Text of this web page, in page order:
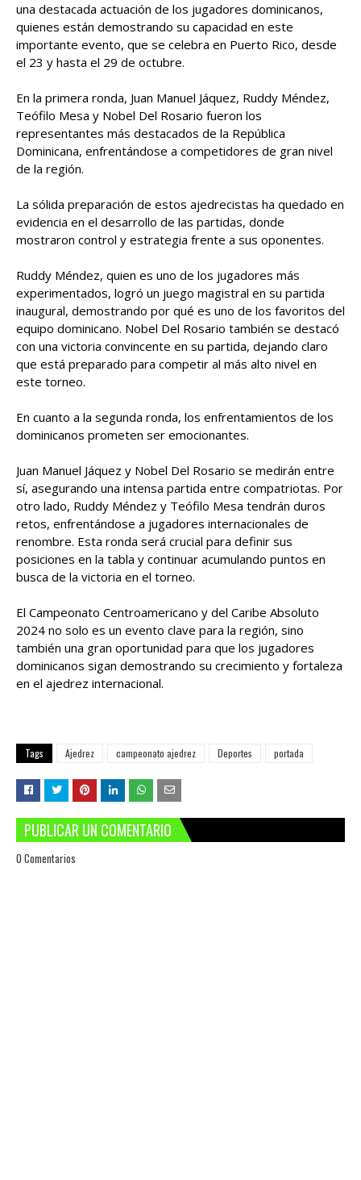
una destacada actuación de los jugadores dominicanos,
quienes están demostrando su capacidad en este
importante evento, que se celebra en Puerto Rico, desde
el 23 y hasta el 29 de octubre.
En la primera ronda, Juan Manuel Jáquez, Ruddy Méndez,
Teófilo Mesa y Nobel Del Rosario fueron los
representantes más destacados de la República
Dominicana, enfrentándose a competidores de gran nivel
de la región.
La sólida preparación de estos ajedrecistas ha quedado en
evidencia en el desarrollo de las partidas, donde
mostraron control y estrategia frente a sus oponentes.
Ruddy Méndez, quien es uno de los jugadores más
experimentados, logró un juego magistral en su partida
inaugural, demostrando por qué es uno de los favoritos del
equipo dominicano. Nobel Del Rosario también se destacó
con una victoria convincente en su partida, dejando claro
que está preparado para competir al más alto nivel en
este torneo.
En cuanto a la segunda ronda, los enfrentamientos de los
dominicanos prometen ser emocionantes.
Juan Manuel Jáquez y Nobel Del Rosario se medirán entre
sí, asegurando una intensa partida entre compatriotas. Por
otro lado, Ruddy Méndez y Teófilo Mesa tendrán duros
retos, enfrentándose a jugadores internacionales de
renombre. Esta ronda será crucial para definir sus
posiciones en la tabla y continuar acumulando puntos en
busca de la victoria en el torneo.
El Campeonato Centroamericano y del Caribe Absoluto
2024 no solo es un evento clave para la región, sino
también una gran oportunidad para que los jugadores
dominicanos sigan demostrando su crecimiento y fortaleza
en el ajedrez internacional.
Tags Ajedrez campeonato ajedrez Deportes portada
PUBLICAR UN COMENTARIO
0 Comentarios